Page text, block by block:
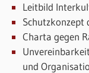
Leitbild
Schutzkonzept
Charta gegen
und